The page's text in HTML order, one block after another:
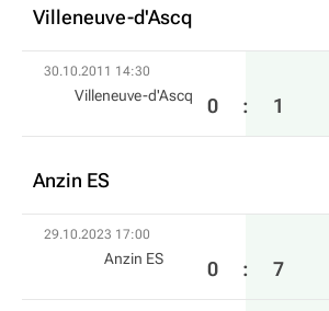
Villeneuve-d'Ascq
30.10.2011 14:30
Villeneuve-d'Ascq 0 : 1
Anzin ES
29.10.2023 17:00
Anzin ES 0 : 7